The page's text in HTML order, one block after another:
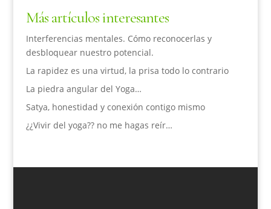
Más artículos interesantes
Interferencias mentales. Cómo reconocerlas y
desbloquear nuestro potencial.
La rapidez es una virtud, la prisa todo lo contrario
La piedra angular del Yoga…
Satya, honestidad y conexión contigo mismo
¿¿Vivir del yoga?? no me hagas reír…